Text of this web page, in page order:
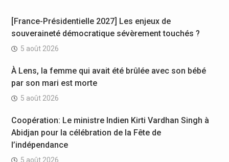
[France-Présidentielle 2027] Les enjeux de
souveraineté démocratique sévèrement touchés ?
5 août 2026
À Lens, la femme qui avait été brûlée avec son bébé
par son mari est morte
5 août 2026
Coopération: Le ministre Indien Kirti Vardhan Singh à
Abidjan pour la célébration de la Fête de
l’indépendance
5 août 2026